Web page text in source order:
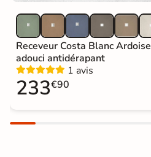
Receveur Costa Blanc Ardoise
adouci antidérapant
1 avis
233€90